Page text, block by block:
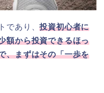
であり、投資初心者に
額から投資できるほっ
、まずはその「一歩を